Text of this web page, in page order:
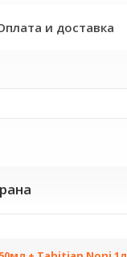
и доставка